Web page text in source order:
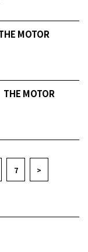
MOTOR
THE MOTOR
7 >